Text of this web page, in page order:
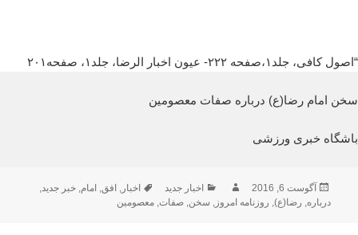
“اصول کافی، جلد۱،صفحه ۲۲۲- عیون اخبار الرضا، جلد۱، صفحه۲۰۱
سخن امام رضا(ع) درباره صفات معصومین
باشگاه خبری ورزشی
ارسال
شده
آگوست 6, 2016 نویسندهدسته‌ها
اخبار جدید برچسب‌ها
اخبار, افق, امام,خبر جدید,
درباره, رضا(ع), روزنامه امروز, سخن,صفات,معصومین